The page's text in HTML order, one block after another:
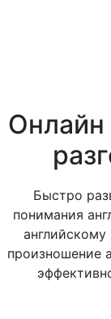
Онлайн
Быстро
понимания
английскому
произношение